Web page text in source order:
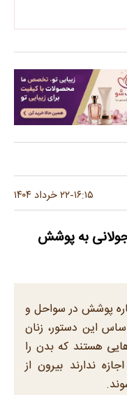
۱۶:۱۵-۲۲ خرداد ۱۴۰۴
جولانی به پوشش
پوشش در سواحل و
این دستور، زنان
هستند که بدن را
ندارند بیرون از